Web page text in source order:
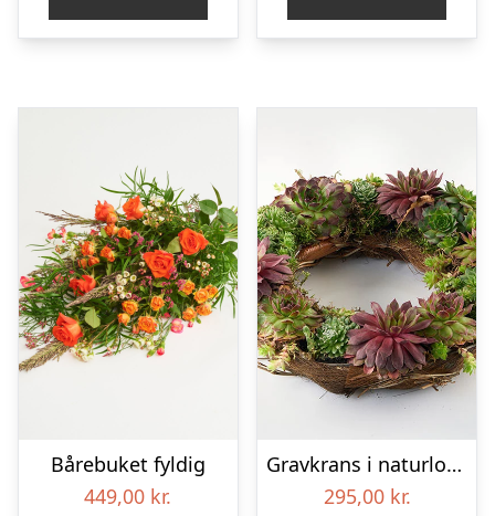
Bårebuket fyldig
449,00 kr.
Gravkrans i naturlook – Blomster til begravelse
295,00 kr.